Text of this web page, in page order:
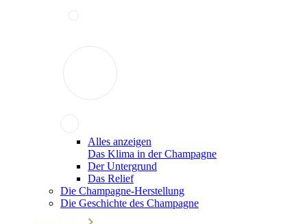
Alles anzeigen
Das Klima in der Champagne
Der Untergrund
Das Relief
Die Champagne-Herstellung
Die Geschichte des Champagne